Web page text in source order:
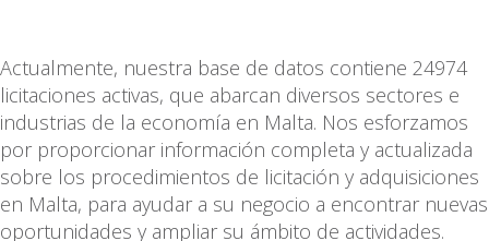
Actualmente, nuestra base de datos contiene 24974
licitaciones activas, que abarcan diversos sectores e
industrias de la economía en Malta. Nos esforzamos
por proporcionar información completa y actualizada
sobre los procedimientos de licitación y adquisiciones
en Malta, para ayudar a su negocio a encontrar nuevas
oportunidades y ampliar su ámbito de actividades.